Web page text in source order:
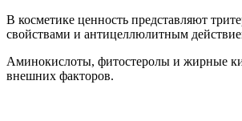
В косметике ценность представляют
свойствами и антицеллюлитным
Аминокислоты, фитостеролы и жирные
внешних факторов.